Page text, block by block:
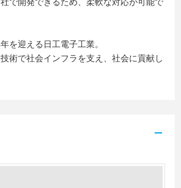
を迎える日工電子工業。
術で社会インフラを支え、社会に貢献し